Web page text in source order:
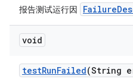
报告测试运行因
void
testRunFailed(String